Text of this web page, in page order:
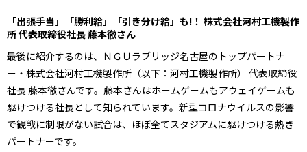
「出張手当」「勝利給」「引き分け給」も! ！ 株式会社河村工機製作
所 代表取締役社長 藤本徹さん
最後に紹介するのは、ＮＧＵラブリッジ名古屋のトップパートナ
ー・株式会社河村工機製作所（以下：河村工機製作所） 代表取締役
社長 藤本徹さんです。藤本さんはホームゲームもアウェイゲームも
駆けつける社長として知られています。新型コロナウイルスの影響
で観戦に制限がない試合は、ほぼ全てスタジアムに駆けつける熱き
パートナーです。